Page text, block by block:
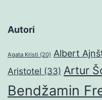
Autori
Agata Kristi (20) Albert
Aristotel (33) Artur
Bendžamin